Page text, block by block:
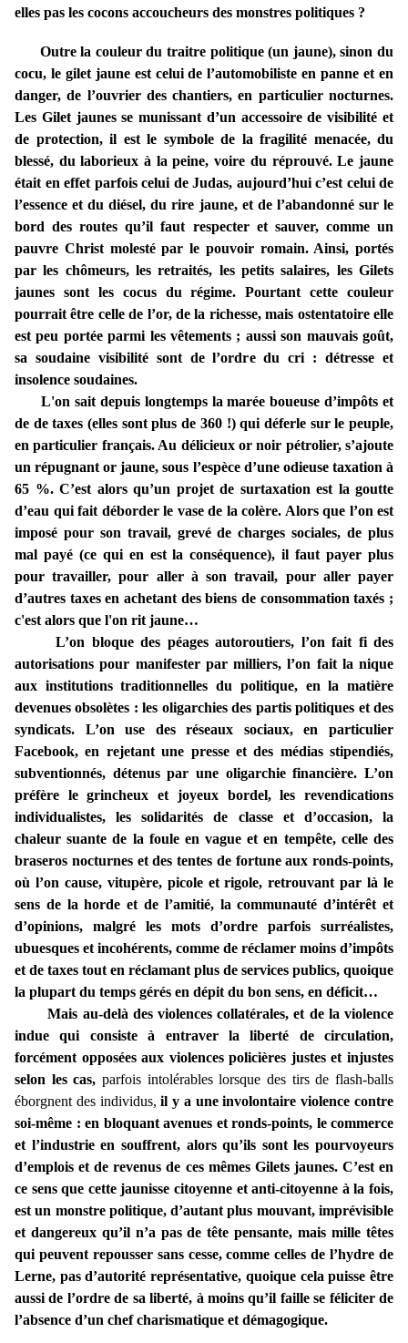
elles pas les cocons accoucheurs des monstres politiques ?
Outre la couleur du traitre politique (un jaune), sinon du
cocu, le gilet jaune est celui de l’automobiliste en panne et en
danger, de l’ouvrier des chantiers, en particulier nocturnes.
Les Gilet jaunes se munissant d’un accessoire de visibilité et
de protection, il est le symbole de la fragilité menacée, du
blessé, du laborieux à la peine, voire du réprouvé. Le jaune
était en effet parfois celui de Judas, aujourd’hui c’est celui de
l’essence et du diésel, du rire jaune, et de l’abandonné sur le
bord des routes qu’il faut respecter et sauver, comme un
pauvre Christ molesté par le pouvoir romain. Ainsi, portés
par les chômeurs, les retraités, les petits salaires, les Gilets
jaunes sont les cocus du régime. Pourtant cette couleur
pourrait être celle de l’or, de la richesse, mais ostentatoire elle
est peu portée parmi les vêtements ; aussi son mauvais goût,
sa soudaine visibilité sont de l’ordre du cri : détresse et
insolence soudaines.
L'on sait depuis longtemps la marée boueuse d’impôts et
de de taxes (elles sont plus de 360 !) qui déferle sur le peuple,
en particulier français. Au délicieux or noir pétrolier, s’ajoute
un répugnant or jaune, sous l’espèce d’une odieuse taxation à
65 %. C’est alors qu’un projet de surtaxation est la goutte
d’eau qui fait déborder le vase de la colère. Alors que l’on est
imposé pour son travail, grevé de charges sociales, de plus
mal payé (ce qui en est la conséquence), il faut payer plus
pour travailler, pour aller à son travail, pour aller payer
d’autres taxes en achetant des biens de consommation taxés ;
c'est alors que l'on rit jaune…
L’on bloque des péages autoroutiers, l’on fait fi des
autorisations pour manifester par milliers, l’on fait la nique
aux institutions traditionnelles du politique, en la matière
devenues obsolètes : les oligarchies des partis politiques et des
syndicats. L’on use des réseaux sociaux, en particulier
Facebook, en rejetant une presse et des médias stipendiés,
subventionnés, détenus par une oligarchie financière. L’on
préfère le grincheux et joyeux bordel, les revendications
individualistes, les solidarités de classe et d’occasion, la
chaleur suante de la foule en vague et en tempête, celle des
braseros nocturnes et des tentes de fortune aux ronds-points,
où l’on cause, vitupère, picole et rigole, retrouvant par là le
sens de la horde et de l’amitié, la communauté d’intérêt et
d’opinions, malgré les mots d’ordre parfois surréalistes,
ubuesques et incohérents, comme de réclamer moins d’impôts
et de taxes tout en réclamant plus de services publics, quoique
la plupart du temps gérés en dépit du bon sens, en déficit…
Mais au-delà des violences collatérales, et de la violence
indue qui consiste à entraver la liberté de circulation,
forcément opposées aux violences policières justes et injustes
selon les cas, parfois intolérables lorsque des tirs de flash-balls
éborgnent des individus, il y a une involontaire violence contre
soi-même : en bloquant avenues et ronds-points, le commerce
et l’industrie en souffrent, alors qu’ils sont les pourvoyeurs
d’emplois et de revenus de ces mêmes Gilets jaunes. C’est en
ce sens que cette jaunisse citoyenne et anti-citoyenne à la fois,
est un monstre politique, d’autant plus mouvant, imprévisible
et dangereux qu’il n’a pas de tête pensante, mais mille têtes
qui peuvent repousser sans cesse, comme celles de l’hydre de
Lerne, pas d’autorité représentative, quoique cela puisse être
aussi de l’ordre de sa liberté, à moins qu’il faille se féliciter de
l’absence d’un chef charismatique et démagogique.